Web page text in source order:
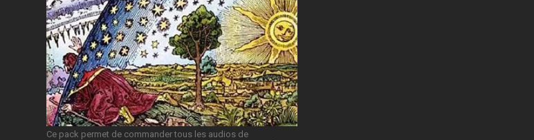
Ce pack permet de commander tous les audios de